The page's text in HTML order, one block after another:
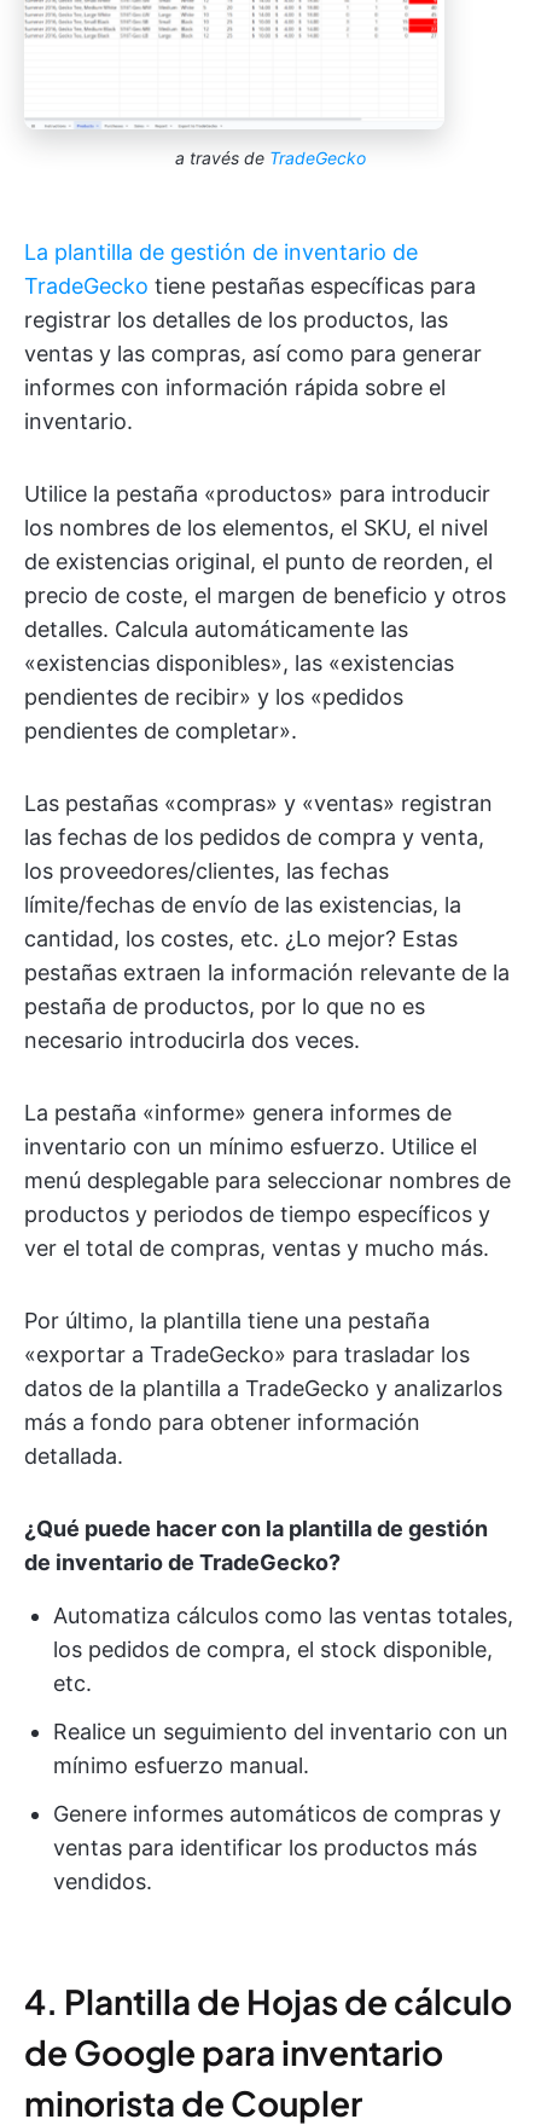
a través de TradeGecko
La plantilla de gestión de inventario de
TradeGecko tiene pestañas específicas para
registrar los detalles de los productos, las
ventas y las compras, así como para generar
informes con información rápida sobre el
inventario.
Utilice la pestaña «productos» para introducir
los nombres de los elementos, el SKU, el nivel
de existencias original, el punto de reorden, el
precio de coste, el margen de beneficio y otros
detalles. Calcula automáticamente las
«existencias disponibles», las «existencias
pendientes de recibir» y los «pedidos
pendientes de completar».
Las pestañas «compras» y «ventas» registran
las fechas de los pedidos de compra y venta,
los proveedores/clientes, las fechas
límite/fechas de envío de las existencias, la
cantidad, los costes, etc. ¿Lo mejor? Estas
pestañas extraen la información relevante de la
pestaña de productos, por lo que no es
necesario introducirla dos veces.
La pestaña «informe» genera informes de
inventario con un mínimo esfuerzo. Utilice el
menú desplegable para seleccionar nombres de
productos y periodos de tiempo específicos y
ver el total de compras, ventas y mucho más.
Por último, la plantilla tiene una pestaña
«exportar a TradeGecko» para trasladar los
datos de la plantilla a TradeGecko y analizarlos
más a fondo para obtener información
detallada.
¿Qué puede hacer con la plantilla de gestión
de inventario de TradeGecko?
Automatiza cálculos como las ventas totales,
los pedidos de compra, el stock disponible,
etc.
Realice un seguimiento del inventario con un
mínimo esfuerzo manual.
Genere informes automáticos de compras y
ventas para identificar los productos más
vendidos.
4. Plantilla de Hojas de cálculo
de Google para inventario
minorista de Coupler